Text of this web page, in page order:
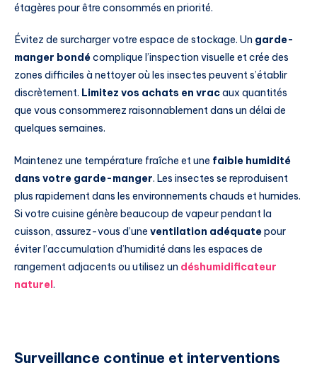
étagères pour être consommés en priorité.
Évitez de surcharger votre espace de stockage. Un garde-
manger bondécomplique l’inspection visuelle et crée des
zones difficiles à nettoyer où les insectes peuvent s’établir
discrètement. Limitez vos achats en vracaux quantités
que vous consommerez raisonnablement dans un délai de
quelques semaines.
Maintenez une température fraîche et une faible humidité
dans votre garde-manger. Les insectes se reproduisent
plus rapidement dans les environnements chauds et humides.
Si votre cuisine génère beaucoup de vapeur pendant la
cuisson, assurez-vous d’une ventilation adéquatepour
éviter l’accumulation d’humidité dans les espaces de
rangement adjacents ou utilisez un déshumidificateur
naturel.
Surveillance continue et interventions